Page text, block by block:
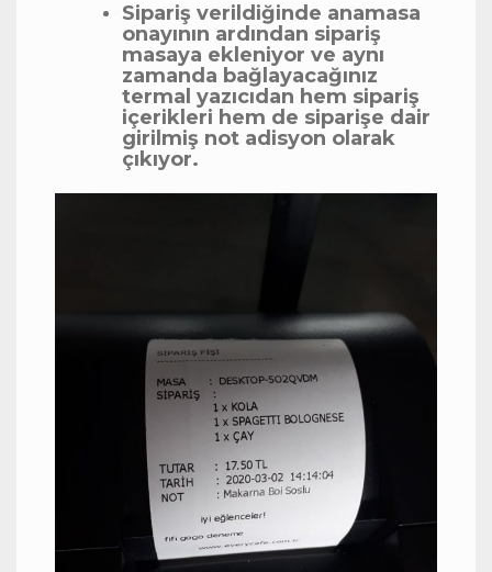
Sipariş verildiğinde anamasa
onayının ardından sipariş
masaya ekleniyor ve aynı
zamanda bağlayacağınız
termal yazıcıdan hem sipariş
içerikleri hem de siparişe dair
girilmiş not adisyon olarak
çıkıyor.